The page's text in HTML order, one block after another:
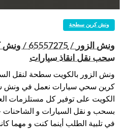
ونش كرين سطحة
ونش الزور /
سحب نقل انقاذ سيارات
ونش الزور بالكويت سطحة لنقل
كرين سحي سيارات نعمل في ونش
الكويت على توفير كل مستلزمات
بسحب و نقل السيارات و الشاحنات
في تلبية الطلب أينما كنت و مهما